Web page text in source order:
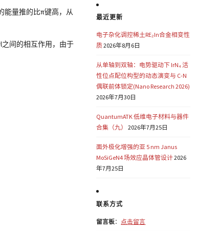
能量推的比π键高，从
间的相互作用，由于
最近更新
电子杂化调控稀土RE₂In合金相变性
质2026年8月6日
从单轴到双轴：电势驱动下 IrN₄ 活
性位点配位构型的动态演变与 C-N
偶联前体锁定(Nano Research 2026)
2026年7月30日
QuantumATK 低维电子材料与器件
合集（九）
2026年7月25日
面外极化增强的亚 5 nm Janus
MoSiGeN4 场效应晶体管设计2026
年7月25日
联系方式
留言板： 点击留言